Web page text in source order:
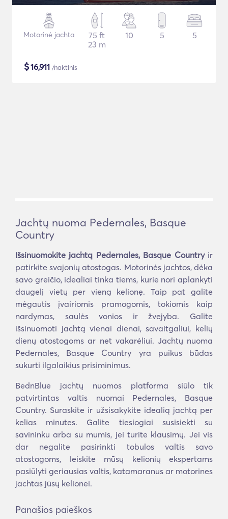
Motorinė jachta
75 ft
23 m
10 5 5
$16,911 /naktinis
Jachtų nuoma Pedernales, Basque
Country
Išsinuomokite jachtą Pedernales, Basque Countryir
patirkite svajonių atostogas. Motorinės jachtos, dėka
savo greičio, idealiai tinka tiems, kurie nori aplankyti
daugelį vietų per vieną kelionę. Taip pat galite
mėgautis įvairiomis pramogomis, tokiomis kaip
nardymas, saulės vonios ir žvejyba. Galite
išsinuomoti jachtą vienai dienai, savaitgaliui, kelių
dienų atostogoms ar net vakarėliui. Jachtų nuoma
Pedernales, Basque Country yra puikus būdas
sukurti ilgalaikius prisiminimus.
BednBlue jachtų nuomos platforma siūlo tik
patvirtintas valtis nuomai Pedernales, Basque
Country. Suraskite ir užsisakykite idealią jachtą per
kelias minutes. Galite tiesiogiai susisiekti su
savininku arba su mumis, jei turite klausimų. Jei vis
dar negalite pasirinkti tobulos valtis savo
atostogoms, leiskite mūsų kelionių ekspertams
pasiūlyti geriausias valtis, katamaranus ar motorines
jachtas jūsų kelionei.
Panašios paieškos